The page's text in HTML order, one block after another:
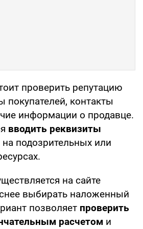
проверить репутацию
покупателей, контакты
информации о продавце.
вводить реквизиты
на подозрительных или
на сайте
выбирать наложенный
позволяет проверить
расчетом и